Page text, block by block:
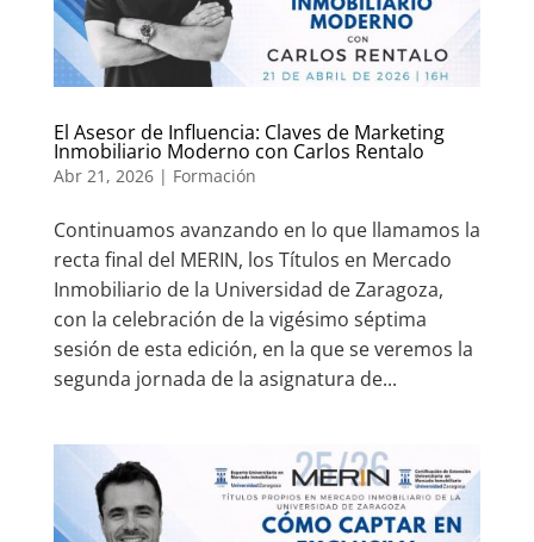
El Asesor de Influencia: Claves de Marketing
Inmobiliario Moderno con Carlos Rentalo
Abr 21, 2026| Formación
Continuamos avanzando en lo que llamamos la
recta final del MERIN, los Títulos en Mercado
Inmobiliario de la Universidad de Zaragoza,
con la celebración de la vigésimo séptima
sesión de esta edición, en la que se veremos la
segunda jornada de la asignatura de...